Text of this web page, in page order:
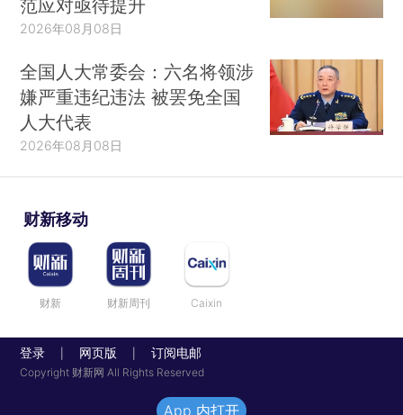
范应对亟待提升
2026年08月08日
全国人大常委会：六名将领涉
嫌严重违纪违法 被罢免全国
人大代表
2026年08月08日
财新移动
财新 财新周刊 Caixin
登录 网页版 订阅电邮
Copyright 财新网 All Rights Reserved
App 内打开